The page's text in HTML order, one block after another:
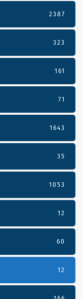
2387
323
161
71
1643
35
1053
12
60
12